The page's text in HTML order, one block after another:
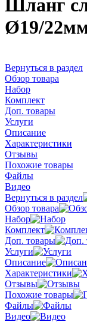
Шланг
Ø19/
Вернуться в раздел
Обзор товара
Набор
Комплект
Доп. товары
Услуги
Описание
Характеристики
Отзывы
Похожие товары
Файлы
Видео
Вернуться в раздел
Обзор товара
Набор
Комплект
Доп. товары
Услуги
Описание
Характеристики
Отзывы
Похожие товары
Файлы
Видео